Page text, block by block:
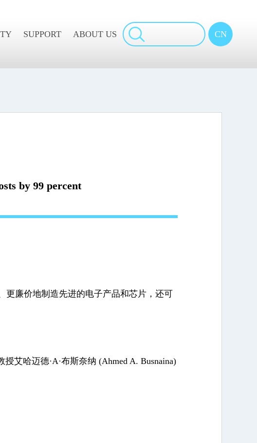
SUPPORT ABOUT US CN
by 99 percent
更廉价地制造先进的电子产品和芯片，还可
艾哈迈德·A·布斯奈纳 (Ahmed A. Busnaina)